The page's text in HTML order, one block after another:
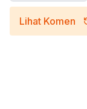
Lihat Komen